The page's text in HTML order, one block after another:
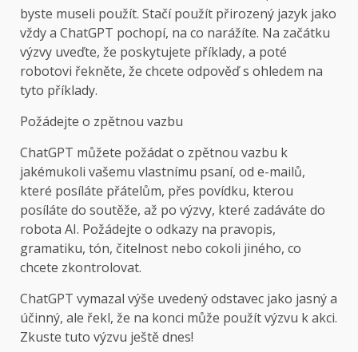
byste museli použít. Stačí použít přirozený jazyk jako
vždy a ChatGPT pochopí, na co narážíte. Na začátku
výzvy uveďte, že poskytujete příklady, a poté
robotovi řekněte, že chcete odpověď s ohledem na
tyto příklady.
Požádejte o zpětnou vazbu
ChatGPT můžete požádat o zpětnou vazbu k
jakémukoli vašemu vlastnímu psaní, od e-mailů,
které posíláte přátelům, přes povídku, kterou
posíláte do soutěže, až po výzvy, které zadáváte do
robota AI. Požádejte o odkazy na pravopis,
gramatiku, tón, čitelnost nebo cokoli jiného, ​​co
chcete zkontrolovat.
ChatGPT vymazal výše uvedený odstavec jako jasný a
účinný, ale řekl, že na konci může použít výzvu k akci.
Zkuste tuto výzvu ještě dnes!